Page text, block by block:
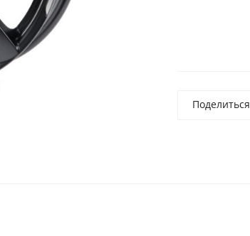
Поделиться